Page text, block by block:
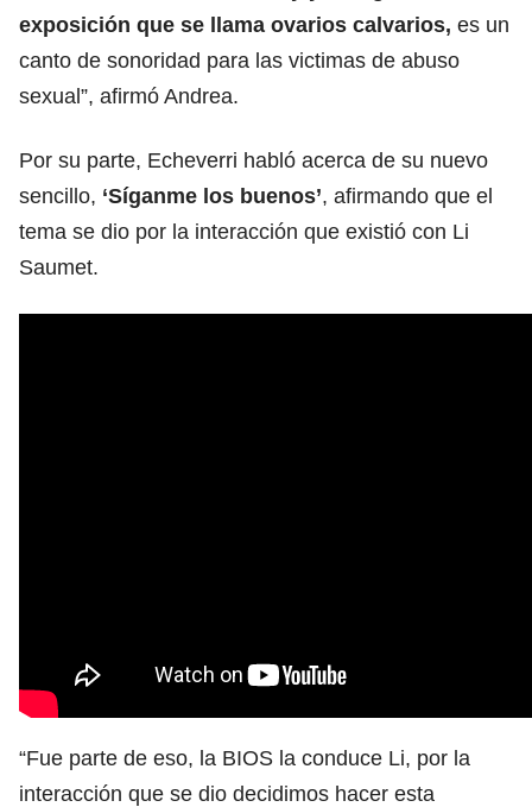
exposición que se llama ovarios calvarios, es un
canto de sonoridad para las victimas de abuso
sexual”, afirmó Andrea.
Por su parte, Echeverri habló acerca de su nuevo
sencillo, ‘Síganme los buenos’, afirmando que el
tema se dio por la interacción que existió con Li
Saumet.
“Fue parte de eso, la BIOS la conduce Li, por la
interacción que se dio decidimos hacer esta